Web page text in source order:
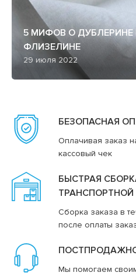
5 МИФОВ О ДУБЛЕРИНЕ
ФЛИЗЕЛИНЕ
29 июля 2022
БЕЗОПАСНАЯ
Оплачивая заказ
кассовый чек
БЫСТРАЯ
Сборка заказа в
после оплаты
Мы помогаем